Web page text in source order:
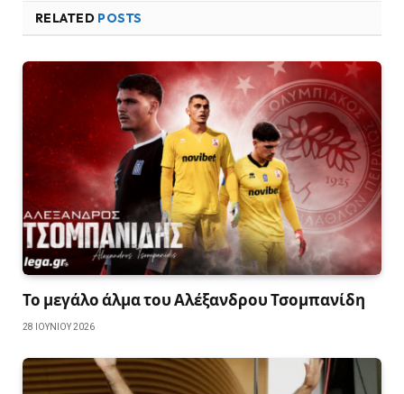
RELATED POSTS
Το μεγάλο άλμα του Αλέξανδρου Τσομπανίδη
28 ΙΟΥΝΊΟΥ 2026